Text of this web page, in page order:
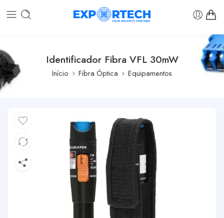
Identificador Fibra VFL 30mW
Início Fibra Óptica Equipamentos